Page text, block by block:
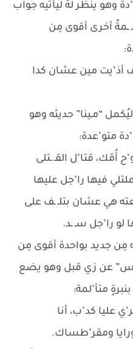
وهو ينظر لهُ ليأتيه جواب
ـمةٌ أخرى أقوى مِن
أذ’يت مين عشان كدا
“مـينا” حديثه وهو
متو’عدة:
أُمّك، قتا’ل القـ ـتلى
فيها را’جل عليها
هي عشان بتلـ ـف على
لو را’جل سـ ـد.
مِن جديد بواحدة أقوى مِن
عن زي قبل وهو يضع
متأ’لمة:
عليا كد’ب، أنا
ومقر’طساك.